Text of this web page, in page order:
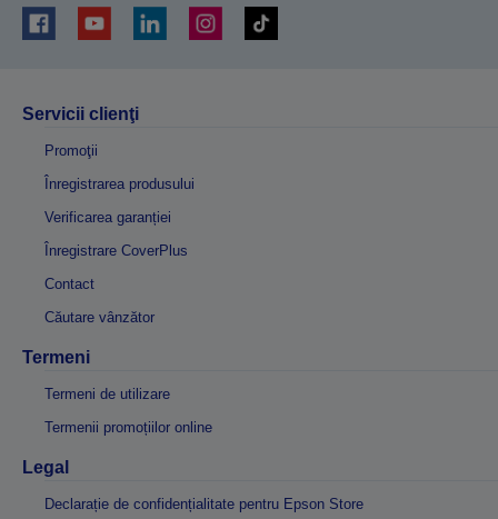
Servicii clienţi
Promoţii
Înregistrarea produsului
Verificarea garanției
Înregistrare CoverPlus
Contact
Căutare vânzător
Termeni
Termeni de utilizare
Termenii promoțiilor online
Legal
Declarație de confidențialitate pentru Epson Store